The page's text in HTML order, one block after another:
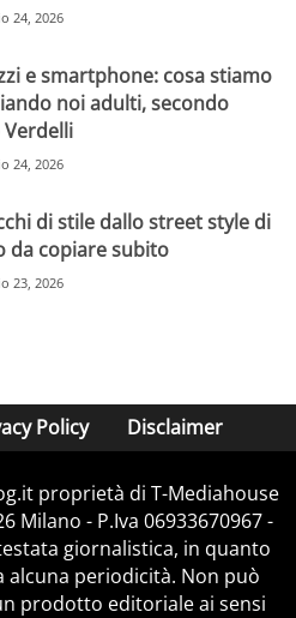
24, 2026
e smartphone: cosa stiamo
noi adulti, secondo
Verdelli
24, 2026
di stile dallo street style di
da copiare subito
23, 2026
Policy Disclaimer
proprietà di T-Mediahouse
Milano - P.Iva 06933670967 -
giornalistica, in quanto
alcuna periodicità. Non può
prodotto editoriale ai sensi